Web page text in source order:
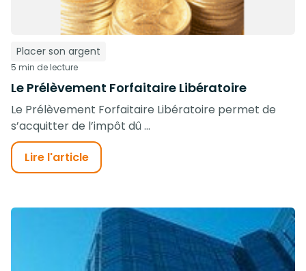
Placer son argent
5 min de lecture
Le Prélèvement Forfaitaire Libératoire
Le Prélèvement Forfaitaire Libératoire permet de
s’acquitter de l’impôt dû ...
Lire l'article